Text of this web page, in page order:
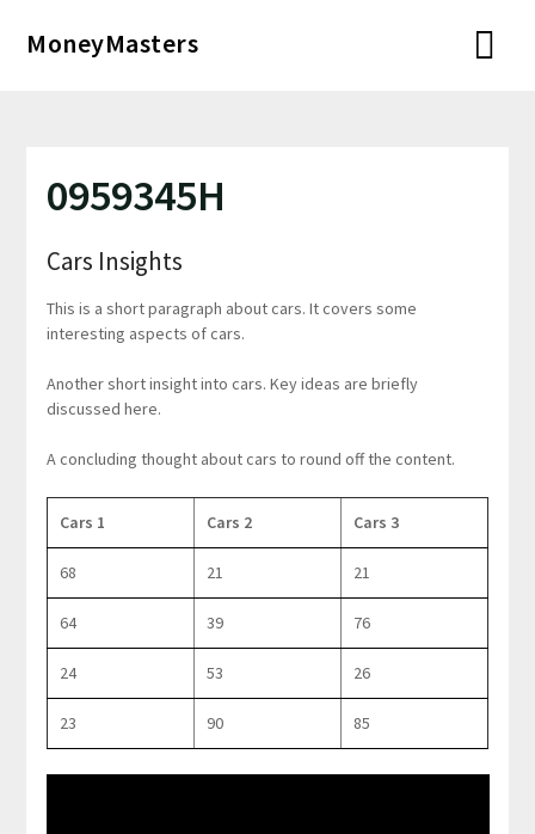
MoneyMasters
0959345H
Cars Insights
This is a short paragraph about cars. It covers some
interesting aspects of cars.
Another short insight into cars. Key ideas are briefly
discussed here.
A concluding thought about cars to round off the content.
Cars 1 Cars 2 Cars 3
68 21 21
64 39 76
24 53 26
23 90 85